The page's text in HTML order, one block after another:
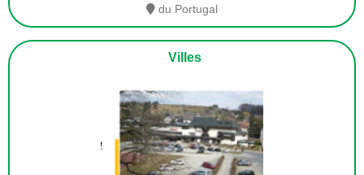
du Portugal
Villes